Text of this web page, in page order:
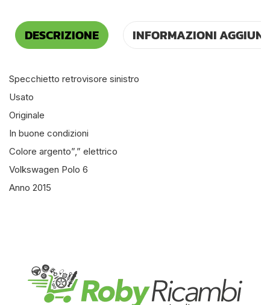
DESCRIZIONE INFORMAZIONI
Specchietto retrovisore sinistro
Usato
Originale
In buone condizioni
Colore argento”,” elettrico
Volkswagen Polo 6
Anno 2015